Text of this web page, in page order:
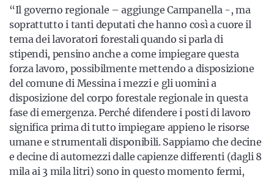
“Il governo regionale – aggiunge Campanella -, ma
soprattutto i tanti deputati che hanno così a cuore il
tema dei lavoratori forestali quando si parla di
stipendi, pensino anche a come impiegare questa
forza lavoro, possibilmente mettendo a disposizione
del comune di Messina i mezzi e gli uomini a
disposizione del corpo forestale regionale in questa
fase di emergenza. Perché difendere i posti di lavoro
significa prima di tutto impiegare appieno le risorse
umane e strumentali disponibili. Sappiamo che decine
e decine di automezzi dalle capienze differenti (dagli 8
mila ai 3 mila litri) sono in questo momento fermi,